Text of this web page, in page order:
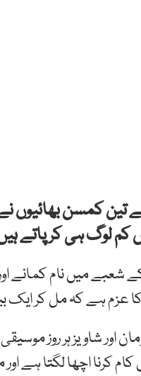
تین کمسن بھائیوں
لوگ ہی کر پاتے
شعبے میں نام کمانے
عزم ہے کہ مل کر ایک
اور شاویز ہر روز
کام کرنا اچھا لگتا